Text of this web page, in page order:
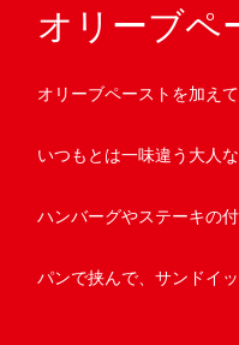
オリーブペ
オリーブペーストを加えて
いつもとは一味違う大人
ハンバーグやステーキの付
パンで挟んで、サンドイ